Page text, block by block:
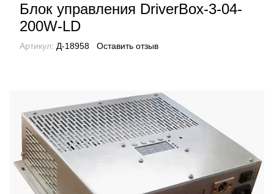
Блок управления DriverBox-3-04-
200W-LD
Артикул: Д-18958 Оставить отзыв